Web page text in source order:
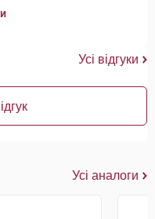
Усі відгуки
Усі аналоги